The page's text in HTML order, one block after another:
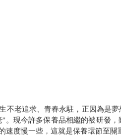
不老追求、青春永駐，正因為是
。現今許多保養品相繼的被研發
度慢一些，這就是保養環節至關